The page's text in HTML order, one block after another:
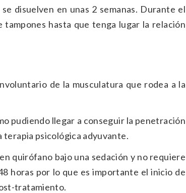
disuelven en unas 2 semanas. Durante el
hasta que tenga lugar la relación
de la musculatura que rodea a la
pudiendo llegar a conseguir la penetración
terapia psicológica adyuvante.
quirófano bajo una sedación y no requiere
horas por lo que es importante el inicio de
tratamiento.